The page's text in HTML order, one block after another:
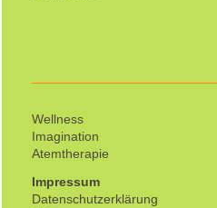
Wellness
Imagination
Atemtherapie
Impressum
Datenschutzerklärung